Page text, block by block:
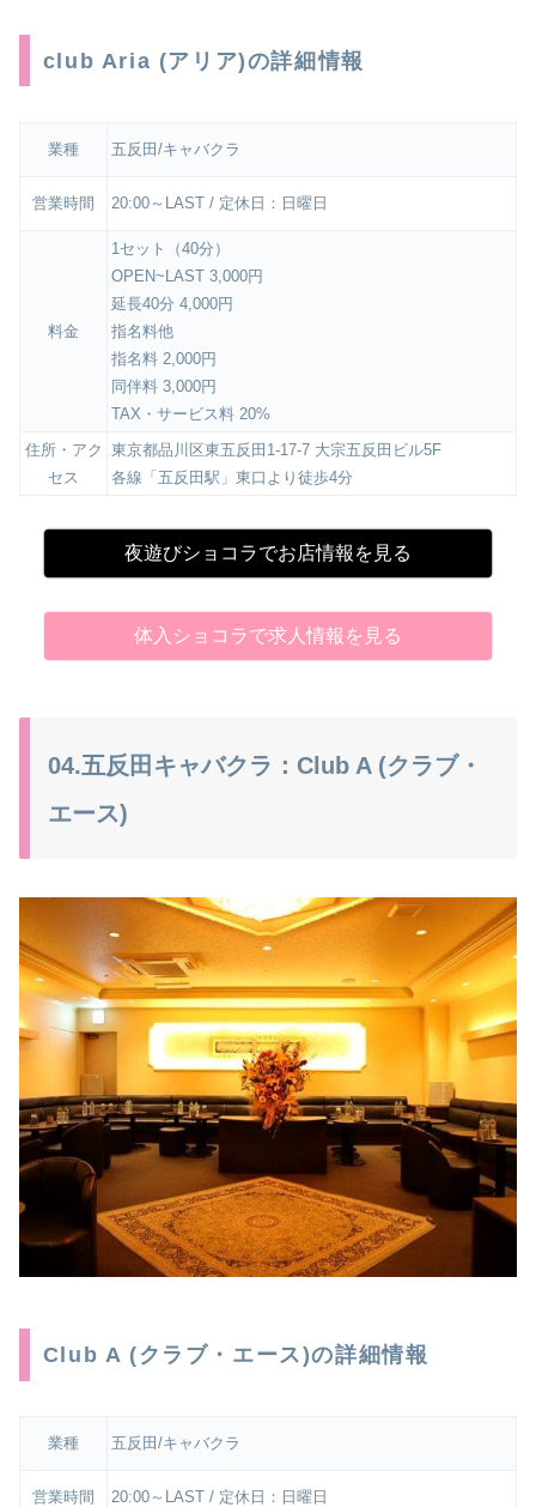
club Aria (アリア)の詳細情報
業種 五反田/キャバクラ
営業時間 20:00～LAST / 定休日：日曜日
料金
1セット（40分）
OPEN~LAST 3,000円
延長40分 4,000円
指名料他
指名料 2,000円
同伴料 3,000円
TAX・サービス料 20%
住所・アク
セス
東京都品川区東五反田1-17-7 大宗五反田ビル5F
各線「五反田駅」東口より徒歩4分
夜遊びショコラでお店情報を見る
体入ショコラで求人情報を見る
04.五反田キャバクラ：Club A (クラブ・
エース)
Club A (クラブ・エース)の詳細情報
業種 五反田/キャバクラ
営業時間 20:00～LAST / 定休日：日曜日